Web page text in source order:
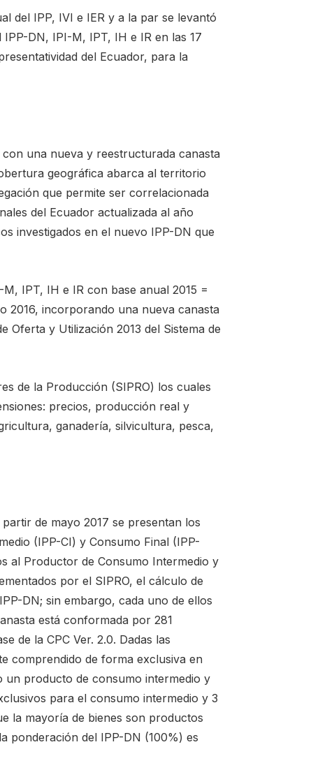
del IPP, IVI e IER y a la par se levantó
DN, IPI-M, IPT, IH e IR en las 17
del Ecuador, para la
una nueva y reestructurada canasta
geográfica abarca al territorio
que permite ser correlacionada
del Ecuador actualizada al año
investigados en el nuevo IPP-DN que
IPT, IH e IR con base anual 2015 =
2016, incorporando una nueva canasta
Oferta y Utilización 2013 del Sistema de
de la Producción (SIPRO) los cuales
precios, producción real y
ganadería, silvicultura, pesca,
de mayo 2017 se presentan los
(IPP-CI) y Consumo Final (IPP-
al Productor de Consumo Intermedio y
por el SIPRO, el cálculo de
DN; sin embargo, cada uno de ellos
está conformada por 281
de la CPC Ver. 2.0. Dadas las
comprendido de forma exclusiva en
producto de consumo intermedio y
para el consumo intermedio y 3
la mayoría de bienes son productos
ponderación del IPP-DN (100%) es